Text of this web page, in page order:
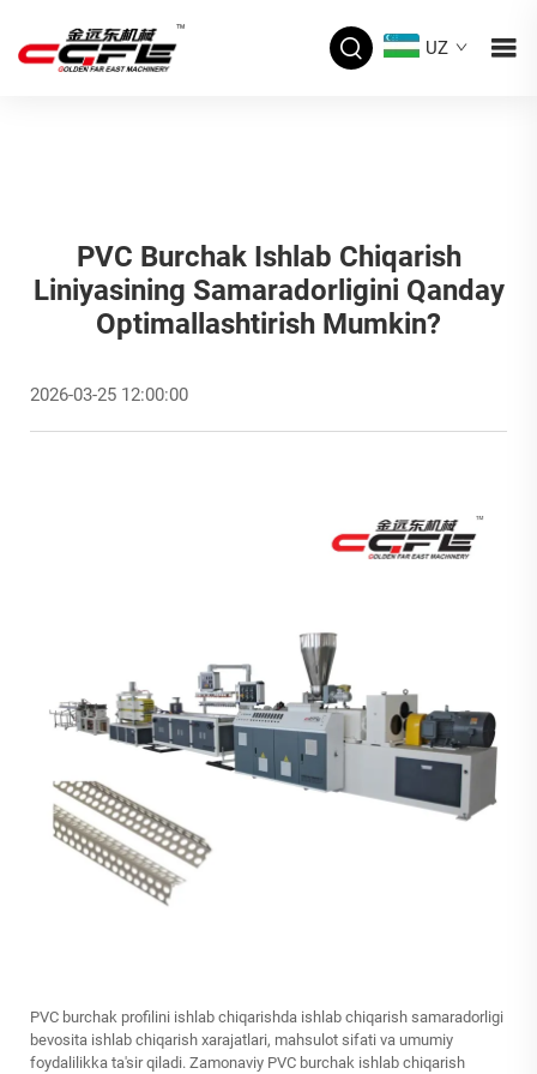
UZ
PVC Burchak Ishlab Chiqarish
Liniyasining Samaradorligini Qanday
Optimallashtirish Mumkin?
2026-03-25 12:00:00
PVC burchak profilini ishlab chiqarishda ishlab chiqarish samaradorligi
bevosita ishlab chiqarish xarajatlari, mahsulot sifati va umumiy
foydalilikka ta'sir qiladi. Zamonaviy PVC burchak ishlab chiqarish